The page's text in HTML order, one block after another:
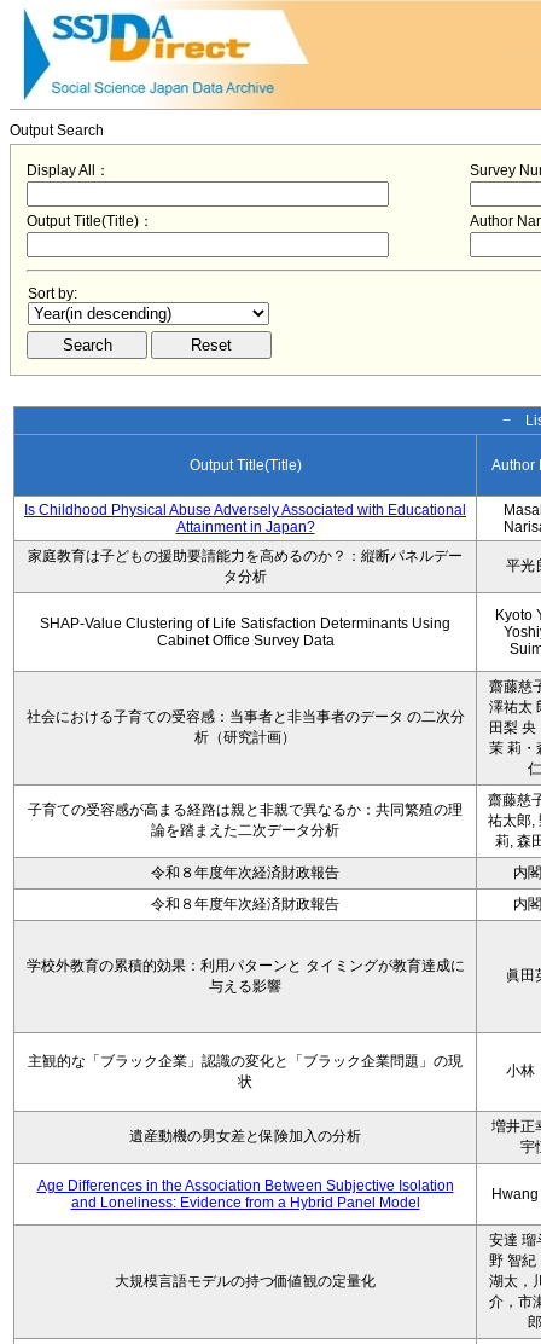
Output Search
Display All： Survey
Output Title(Title)： Author
Sort by:
−
Output Title(Title) Author
Is Childhood Physical Abuse Adversely Associated with Educational
Attainment in Japan?
家庭教育は子どもの援助要請能力を高めるのか？：縦断パネルデー
タ分析
平光
SHAP-Value Clustering of Life Satisfaction Determinants Using
Cabinet Office Survey Data
Kyoto
社会における子育ての受容感：当事者と非当事者のデータ の二次分
析（研究計画）
齋藤慈
澤祐太
田梨 央
茉 莉・
仁
子育ての受容感が高まる経路は親と非親で異なるか：共同繁殖の理
論を踏まえた二次データ分析
齋藤慈
祐太郎,
莉, 森
令和８年度年次経済財政報告
内
令和８年度年次経済財政報告
内
学校外教育の累積的効果：利用パターンと タイミングが教育達成に
与える影響
眞田
主観的な「ブラック企業」認識の変化と「ブラック企業問題」の現
状
小
遺産動機の男女差と保険加入の分析
増井正
宇
Age Differences in the Association Between Subjective Isolation
and Loneliness: Evidence from a Hybrid Panel Model
大規模言語モデルの持つ価値観の定量化
安達 瑠
野 智紀
湖太，
介，市
郎